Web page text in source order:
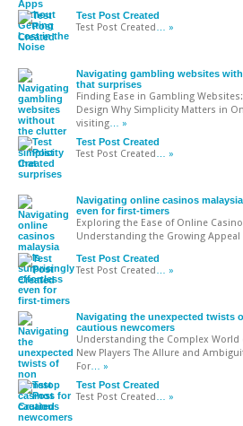
Test Post Created
Test Post Created … »
Navigating gambling websites
that surprises
Finding Ease in Gambling
Design Why Simplicity Matters in
visiting … »
Test Post Created
Test Post Created … »
Navigating online casinos
even for first-timers
Exploring the Ease of Online
Understanding the Growing
Test Post Created
Test Post Created … »
Navigating the unexpected twists
cautious newcomers
Understanding the Complex
New Players The Allure and
For … »
Test Post Created
Test Post Created … »